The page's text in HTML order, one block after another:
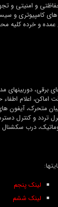
و امنیتی و
کامپیوتری و
عمده و خرده کلیه
برقی، دوربینهای
اماکن، اعلام
متحرک، آیفون
تردد و کنترل
درب
لینک پنجم
لینک ششم